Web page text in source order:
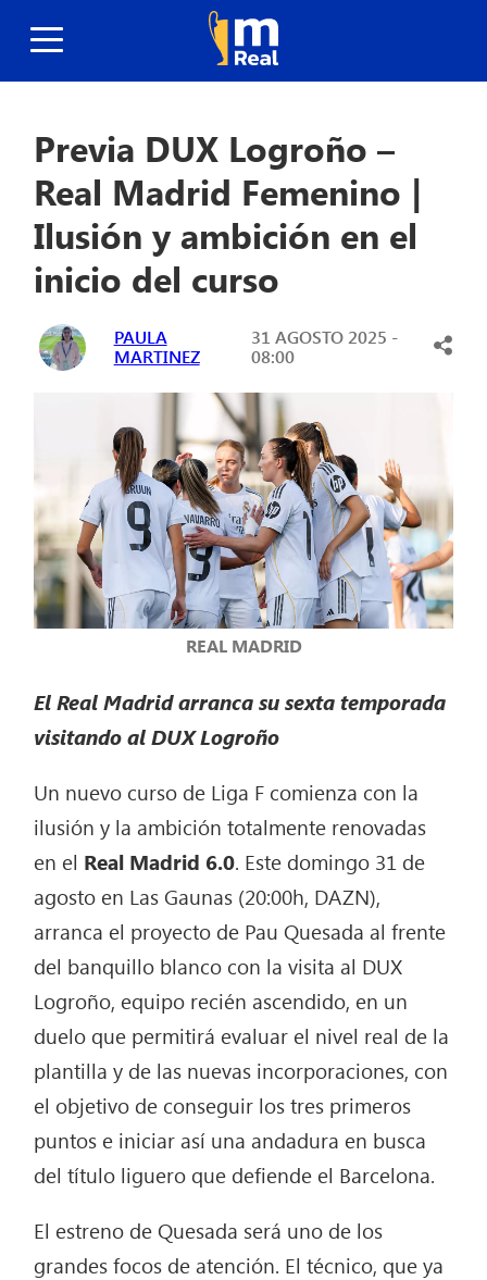
Previa DUX Logroño –
Real Madrid Femenino |
Ilusión y ambición en el
inicio del curso
PAULA
MARTINEZ
31 AGOSTO 2025 -
08:00
REAL MADRID
El Real Madrid arranca su sexta temporada
visitando al DUX Logroño
Un nuevo curso de Liga F comienza con la
ilusión y la ambición totalmente renovadas
en el Real Madrid 6.0. Este domingo 31 de
agosto en Las Gaunas (20:00h, DAZN),
arranca el proyecto de Pau Quesada al frente
del banquillo blanco con la visita al DUX
Logroño, equipo recién ascendido, en un
duelo que permitirá evaluar el nivel real de la
plantilla y de las nuevas incorporaciones, con
el objetivo de conseguir los tres primeros
puntos e iniciar así una andadura en busca
del título liguero que defiende el Barcelona.
El estreno de Quesada será uno de los
grandes focos de atención. El técnico, que ya